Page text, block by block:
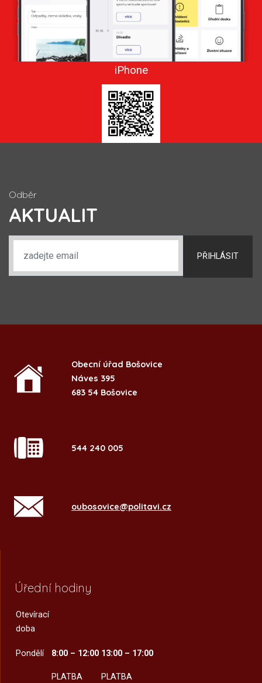
iPhone
Odběr
AKTUALIT
PŘIHLÁSIT
Obecní úřad Bošovice
Náves 395
683 54 Bošovice
544 240 005
oubosovice@politavi.cz
Úřední hodiny
Otevírací
doba
Pondělí 8:00 – 12:00
PLATBA
13:00 – 17:00
PLATBA